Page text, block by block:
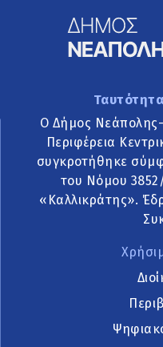
Ο Δήμος
Περιφέρεια
συγκροτήθηκε
του Νόμου
«Καλλικράτης».